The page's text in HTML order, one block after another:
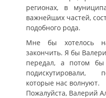
регионах, в
важнейших частей,
подобного рода.
Мне бы хотелось
закончить. Я бы
передал, а потом
подискутировали,
которые нас волнуют.
Пожалуйста, Валерий